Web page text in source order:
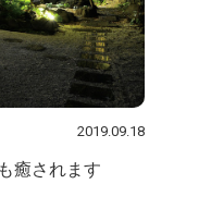
2019.09.18
癒されます